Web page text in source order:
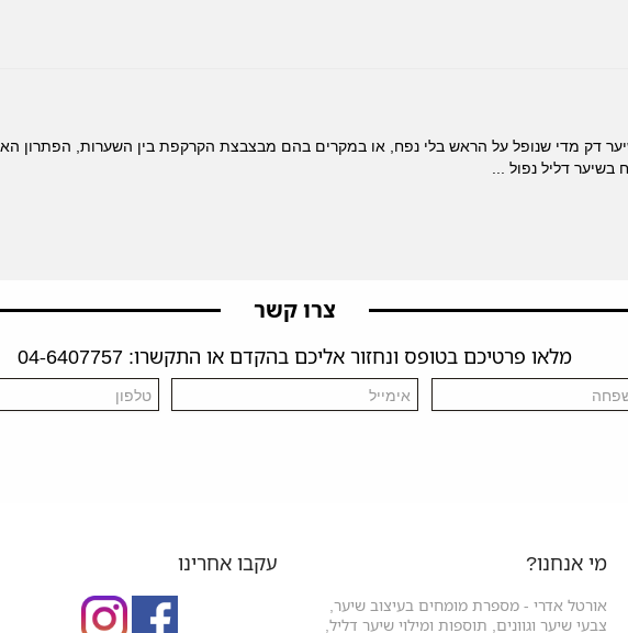
דק מדי שנופל על הראש בלי נפח, או במקרים בהם מבצבצת הקרקפת בין השערות, הפתרון
בשיער דליל נפול ...
צרו קשר
מלאו פרטיכם בטופס ונחזור אליכם בהקדם או התקשרו: 04-6407757
עקבו אחרינו מי אנחנו?
אורטל אדרי - מספרת מומחים בעיצוב שיער,
צבעי שיער וגוונים, תוספות ומילוי שיער דליל,